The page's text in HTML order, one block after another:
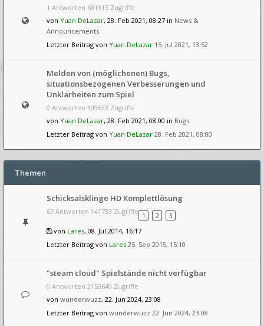
1 Antworten 691915 Zugriffe
von Yuan DeLazar, 28. Feb 2021, 08:27 in News &
Announcements
Letzter Beitrag von Yuan DeLazar 15. Jul 2021, 13:52
Melden von (möglichenen) Bugs,
situationsbezogenen Verbesserungen und
Unklarheiten zum Spiel
0 Antworten 309633 Zugriffe
von Yuan DeLazar, 28. Feb 2021, 08:00 in Bugs
Letzter Beitrag von Yuan DeLazar 28. Feb 2021, 08:00
Themen
Schicksalsklinge HD Komplettlösung
67 Antworten 141733 Zugriffe 1 2
3
von Lares, 08. Jul 2014, 16:17
Letzter Beitrag von Lares 25. Sep 2015, 15:10
"steam cloud" Spielstände nicht verfügbar
0 Antworten 2150649 Zugriffe
von wunderwuzz, 22. Jun 2024, 23:08
Letzter Beitrag von wunderwuzz 22. Jun 2024, 23:08